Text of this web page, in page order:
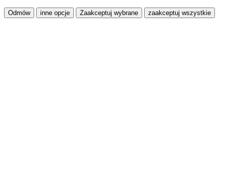
Odmów inne opcje Zaakceptuj wybrane zaakceptuj wszystkie